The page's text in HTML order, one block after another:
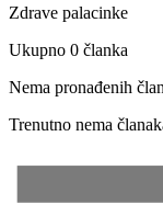
Zdrave palacinke
Ukupno 0 članka
Nema pronađenih
Trenutno nema